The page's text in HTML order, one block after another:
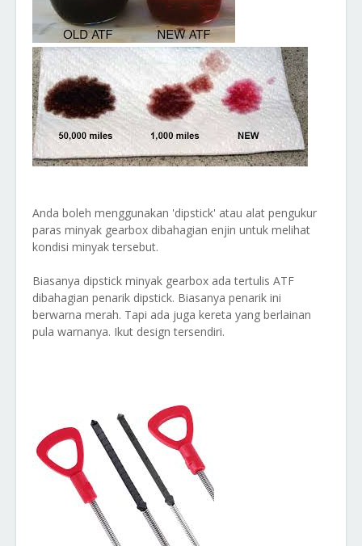
Anda boleh menggunakan 'dipstick' atau alat pengukur
paras minyak gearbox dibahagian enjin untuk melihat
kondisi minyak tersebut.
Biasanya dipstick minyak gearbox ada tertulis ATF
dibahagian penarik dipstick. Biasanya penarik ini
berwarna merah. Tapi ada juga kereta yang berlainan
pula warnanya. Ikut design tersendiri.